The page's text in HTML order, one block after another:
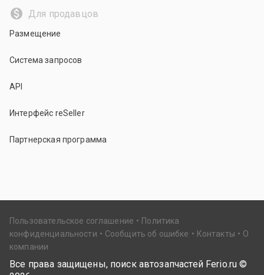
Для продавцов
Размещение
Система запросов
API
Интерфейс reSeller
Партнерская программа
Пользовательское соглашение
Политика
конфиденциальности
Сообщить об ошибке Контакты
О
компании
Все права защищены, поиск автозапчастей Ferio.ru ©